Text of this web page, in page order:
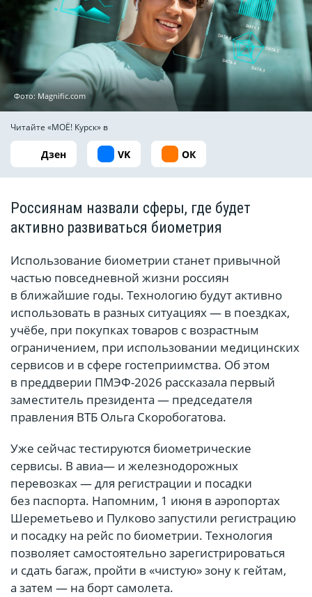
Фото: Magnific.com
Читайте «МОЁ! Курск» в
Дзен VK ОК
Россиянам назвали сферы, где будет
активно развиваться биометрия
Использование биометрии станет привычной
частью повседневной жизни россиян
в ближайшие годы. Технологию будут активно
использовать в разных ситуациях — в поездках,
учёбе, при покупках товаров с возрастным
ограничением, при использовании медицинских
сервисов и в сфере гостеприимства. Об этом
в преддверии ПМЭФ-2026 рассказала первый
заместитель президента — председателя
правления ВТБ Ольга Скоробогатова.
Уже сейчас тестируются биометрические
сервисы. В авиа— и железнодорожных
перевозках — для регистрации и посадки
без паспорта. Напомним, 1 июня в аэропортах
Шереметьево и Пулково запустили регистрацию
и посадку на рейс по биометрии. Технология
позволяет самостоятельно зарегистрироваться
и сдать багаж, пройти в «чистую» зону к гейтам,
а затем — на борт самолета.